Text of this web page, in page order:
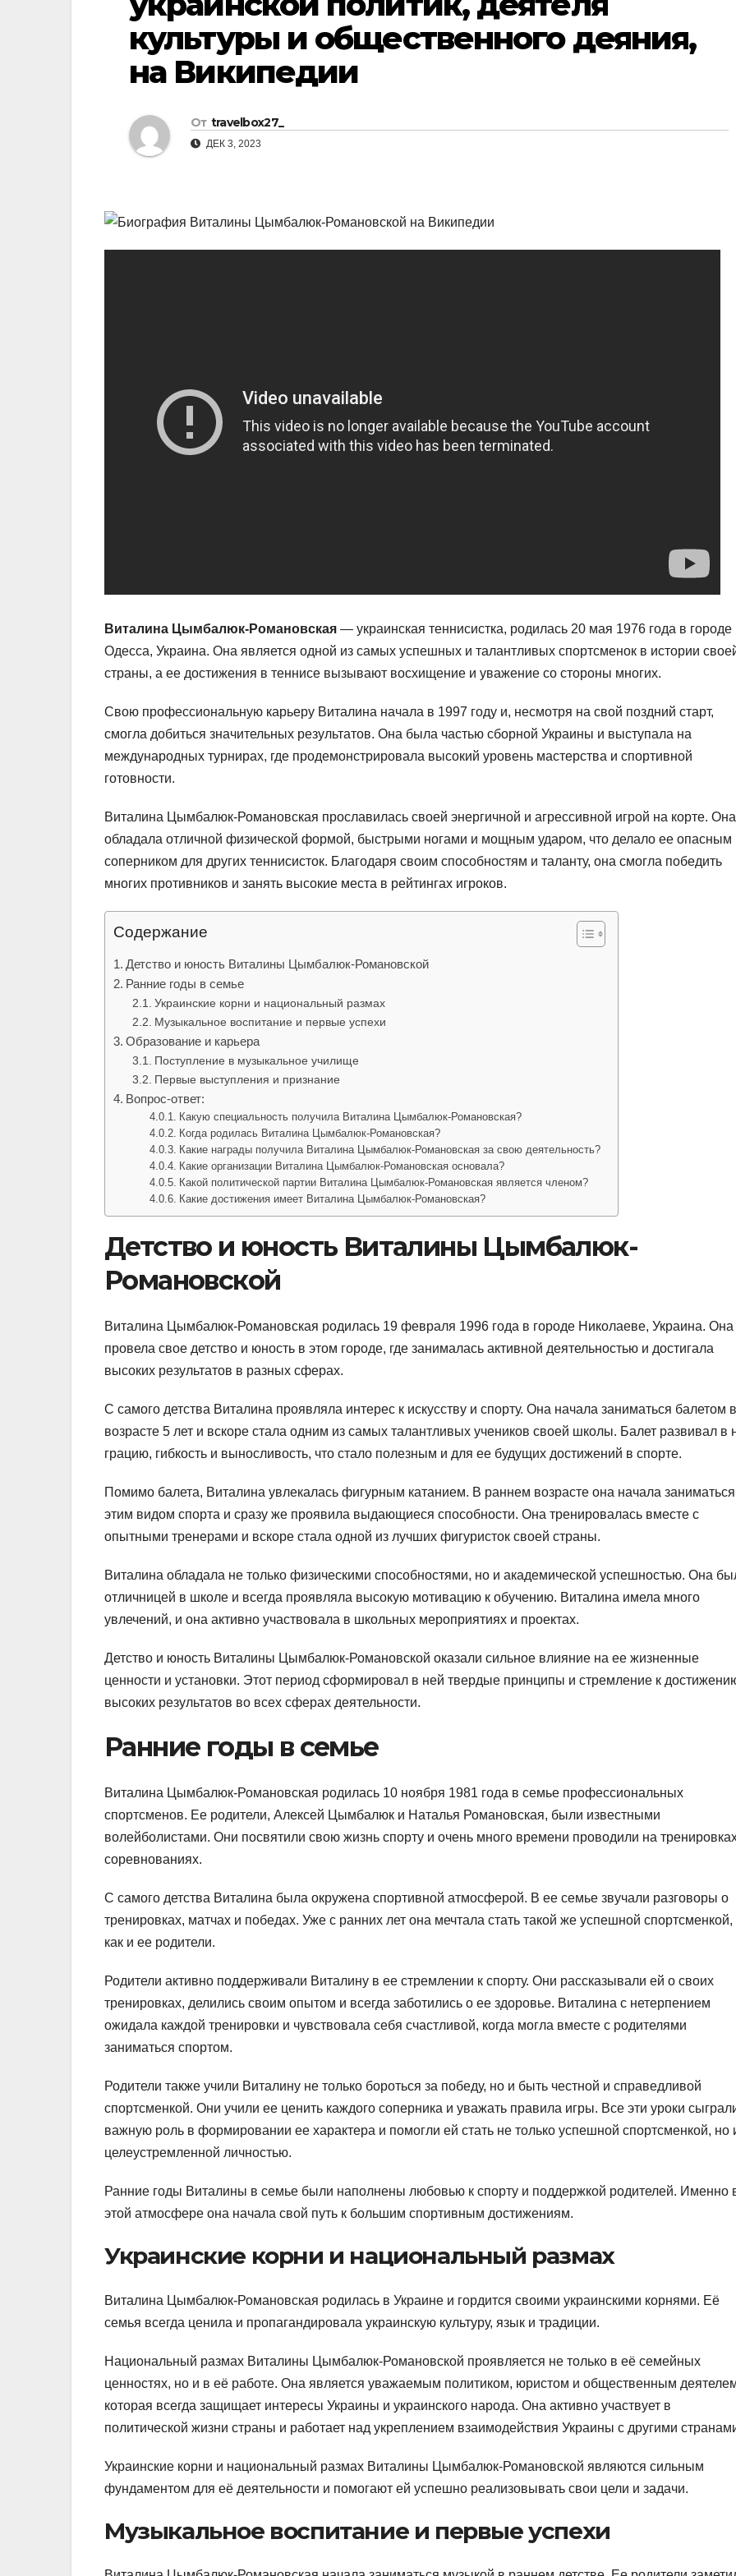
культуры и общественного деяния,
на Википедии
От travelbox27_
ДЕК 3, 2023
Виталина Цымбалюк-Романовская — украинская теннисистка, родилась 20 мая 1976 года в городе
Одесса, Украина. Она является одной из самых успешных и талантливых спортсменок в истории
страны, а ее достижения в теннисе вызывают восхищение и уважение со стороны многих.
Свою профессиональную карьеру Виталина начала в 1997 году и, несмотря на свой поздний старт,
смогла добиться значительных результатов. Она была частью сборной Украины и выступала на
международных турнирах, где продемонстрировала высокий уровень мастерства и спортивной
готовности.
Виталина Цымбалюк-Романовская прославилась своей энергичной и агрессивной игрой на корте. Она
обладала отличной физической формой, быстрыми ногами и мощным ударом, что делало ее опасным
соперником для других теннисисток. Благодаря своим способностям и таланту, она смогла победить
многих противников и занять высокие места в рейтингах игроков.
Содержание
Детство и юность Виталины Цымбалюк-Романовской
Ранние годы в семье
Украинские корни и национальный размах
Музыкальное воспитание и первые успехи
Образование и карьера
Поступление в музыкальное училище
Первые выступления и признание
Вопрос-ответ:
Какую специальность получила Виталина Цымбалюк-Романовская?
Когда родилась Виталина Цымбалюк-Романовская?
Какие награды получила Виталина Цымбалюк-Романовская за свою деятельность?
Какие организации Виталина Цымбалюк-Романовская основала?
Какой политической партии Виталина Цымбалюк-Романовская является членом?
Какие достижения имеет Виталина Цымбалюк-Романовская?
Детство и юность Виталины Цымбалюк-
Романовской
Виталина Цымбалюк-Романовская родилась 19 февраля 1996 года в городе Николаеве, Украина. Она
провела свое детство и юность в этом городе, где занималась активной деятельностью и достигала
высоких результатов в разных сферах.
С самого детства Виталина проявляла интерес к искусству и спорту. Она начала заниматься балетом в
возрасте 5 лет и вскоре стала одним из самых талантливых учеников своей школы. Балет развивал в
грацию, гибкость и выносливость, что стало полезным и для ее будущих достижений в спорте.
Помимо балета, Виталина увлекалась фигурным катанием. В раннем возрасте она начала заниматься
этим видом спорта и сразу же проявила выдающиеся способности. Она тренировалась вместе с
опытными тренерами и вскоре стала одной из лучших фигуристок своей страны.
Виталина обладала не только физическими способностями, но и академической успешностью. Она
отличницей в школе и всегда проявляла высокую мотивацию к обучению. Виталина имела много
увлечений, и она активно участвовала в школьных мероприятиях и проектах.
Детство и юность Виталины Цымбалюк-Романовской оказали сильное влияние на ее жизненные
ценности и установки. Этот период сформировал в ней твердые принципы и стремление к
высоких результатов во всех сферах деятельности.
Ранние годы в семье
Виталина Цымбалюк-Романовская родилась 10 ноября 1981 года в семье профессиональных
спортсменов. Ее родители, Алексей Цымбалюк и Наталья Романовская, были известными
волейболистами. Они посвятили свою жизнь спорту и очень много времени проводили на
соревнованиях.
С самого детства Виталина была окружена спортивной атмосферой. В ее семье звучали разговоры о
тренировках, матчах и победах. Уже с ранних лет она мечтала стать такой же успешной спортсменкой,
как и ее родители.
Родители активно поддерживали Виталину в ее стремлении к спорту. Они рассказывали ей о своих
тренировках, делились своим опытом и всегда заботились о ее здоровье. Виталина с нетерпением
ожидала каждой тренировки и чувствовала себя счастливой, когда могла вместе с родителями
заниматься спортом.
Родители также учили Виталину не только бороться за победу, но и быть честной и справедливой
спортсменкой. Они учили ее ценить каждого соперника и уважать правила игры. Все эти уроки
важную роль в формировании ее характера и помогли ей стать не только успешной спортсменкой, но
целеустремленной личностью.
Ранние годы Виталины в семье были наполнены любовью к спорту и поддержкой родителей. Именно
этой атмосфере она начала свой путь к большим спортивным достижениям.
Украинские корни и национальный размах
Виталина Цымбалюк-Романовская родилась в Украине и гордится своими украинскими корнями. Её
семья всегда ценила и пропагандировала украинскую культуру, язык и традиции.
Национальный размах Виталины Цымбалюк-Романовской проявляется не только в её семейных
ценностях, но и в её работе. Она является уважаемым политиком, юристом и общественным
которая всегда защищает интересы Украины и украинского народа. Она активно участвует в
политической жизни страны и работает над укреплением взаимодействия Украины с другими
Украинские корни и национальный размах Виталины Цымбалюк-Романовской являются сильным
фундаментом для её деятельности и помогают ей успешно реализовывать свои цели и задачи.
Музыкальное воспитание и первые успехи